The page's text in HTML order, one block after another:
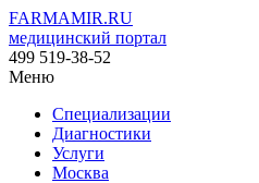
FARMAMIR.RU
медицинский портал
499 519-38-52
Меню
Специализации
Диагностики
Услуги
Москва